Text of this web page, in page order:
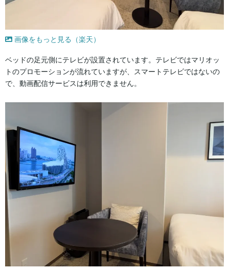
画像をもっと見る（楽天）
ベッドの足元側にテレビが設置されています。テレビではマリオッ
トのプロモーションが流れていますが、スマートテレビではないの
で、動画配信サービスは利用できません。